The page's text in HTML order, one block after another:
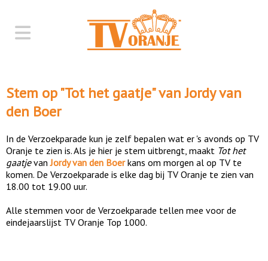
Stem op "Tot het gaatje" vanJordy van
den Boer
In de Verzoekparade kun je zelf bepalen wat er 's avonds op TV
Oranje te zien is. Als je hier je stem uitbrengt, maakt Tot het
gaatjevanJordy van den Boerkans om morgen al op TV te
komen. De Verzoekparade is elke dag bij TV Oranje te zien van
18.00 tot 19.00 uur.
Alle stemmen voor de Verzoekparade tellen mee voor de
eindejaarslijst TV Oranje Top 1000.